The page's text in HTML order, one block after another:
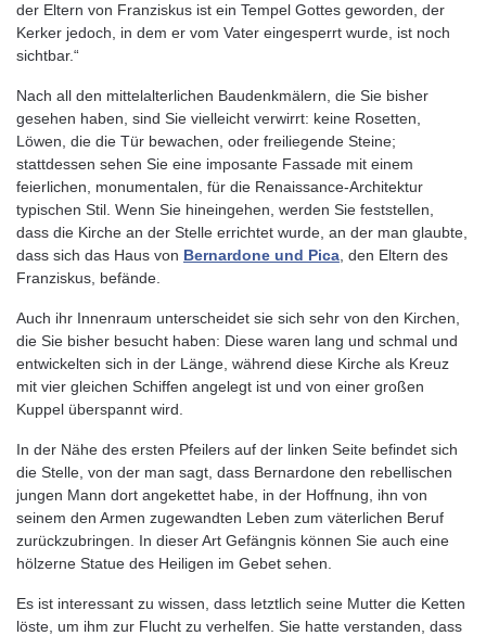
der Eltern von Franziskus ist ein Tempel Gottes geworden, der
Kerker jedoch, in dem er vom Vater eingesperrt wurde, ist noch
sichtbar.“
Nach all den mittelalterlichen Baudenkmälern, die Sie bisher
gesehen haben, sind Sie vielleicht verwirrt: keine Rosetten,
Löwen, die die Tür bewachen, oder freiliegende Steine;
stattdessen sehen Sie eine imposante Fassade mit einem
feierlichen, monumentalen, für die Renaissance-Architektur
typischen Stil. Wenn Sie hineingehen, werden Sie feststellen,
dass die Kirche an der Stelle errichtet wurde, an der man glaubte,
dass sich das Haus von Bernardone und Pica , den Eltern des
Franziskus, befände.
Auch ihr Innenraum unterscheidet sie sich sehr von den Kirchen,
die Sie bisher besucht haben: Diese waren lang und schmal und
entwickelten sich in der Länge, während diese Kirche als Kreuz
mit vier gleichen Schiffen angelegt ist und von einer großen
Kuppel überspannt wird.
In der Nähe des ersten Pfeilers auf der linken Seite befindet sich
die Stelle, von der man sagt, dass Bernardone den rebellischen
jungen Mann dort angekettet habe, in der Hoffnung, ihn von
seinem den Armen zugewandten Leben zum väterlichen Beruf
zurückzubringen. In dieser Art Gefängnis können Sie auch eine
hölzerne Statue des Heiligen im Gebet sehen.
Es ist interessant zu wissen, dass letztlich seine Mutter die Ketten
löste, um ihm zur Flucht zu verhelfen. Sie hatte verstanden, dass